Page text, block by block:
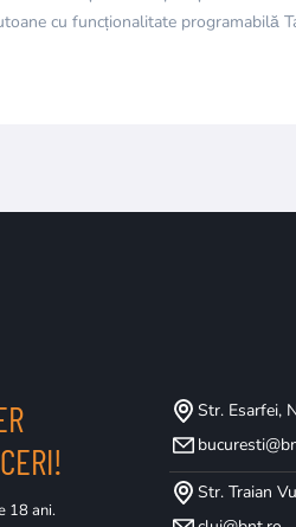
cu funcționalitate programabilă
18 ani.
Str. Esarfei,
Str. Traian